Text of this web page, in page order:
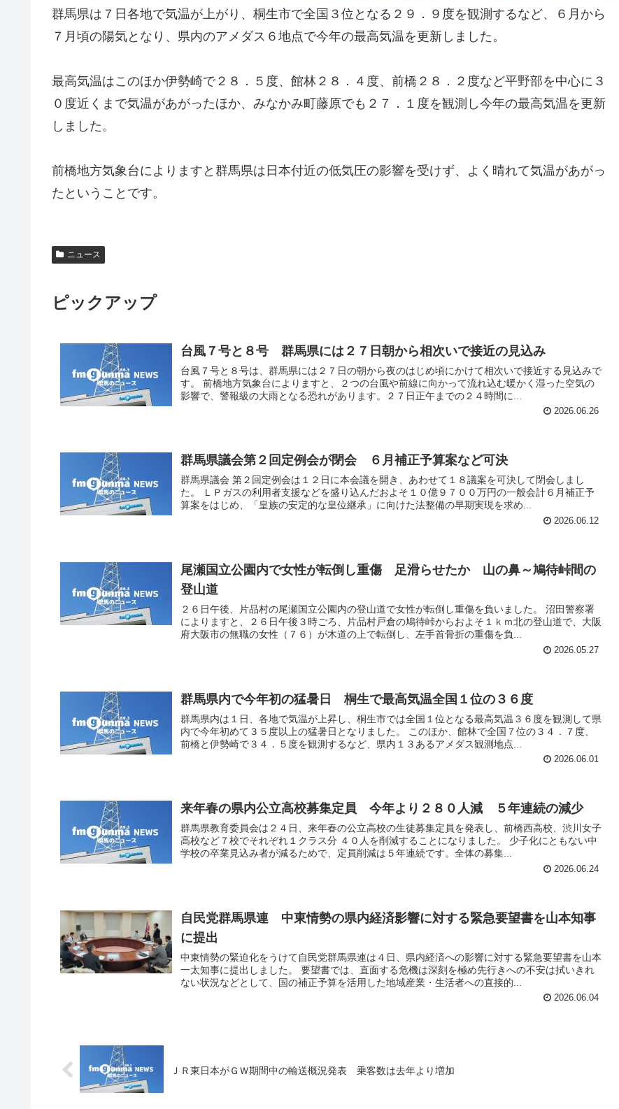
群馬県は７日各地で気温が上がり、桐生市で全国３位となる２９．９度を観測するなど、６月から
７月頃の陽気となり、県内のアメダス６地点で今年の最高気温を更新しました。
最高気温はこのほか伊勢崎で２８．５度、館林２８．４度、前橋２８．２度など平野部を中心に３
０度近くまで気温があがったほか、みなかみ町藤原でも２７．１度を観測し今年の最高気温を更新
しました。
前橋地方気象台によりますと群馬県は日本付近の低気圧の影響を受けず、よく晴れて気温があがっ
たということです。
ニュース
ピックアップ
台風７号と８号 群馬県には２７日朝から相次いで接近の見込み
台風７号と８号は、群馬県には２７日の朝から夜のはじめ頃にかけて相次いで接近する見込みで
す。 前橋地方気象台によりますと、２つの台風や前線に向かって流れ込む暖かく湿った空気の
影響で、警報級の大雨となる恐れがあります。２７日正午までの２４時間に...
2026.06.26
群馬県議会第２回定例会が閉会 ６月補正予算案など可決
群馬県議会 第２回定例会は１２日に本会議を開き、あわせて１８議案を可決して閉会しまし
た。 ＬＰガスの利用者支援などを盛り込んだおよそ１０億９７００万円の一般会計６月補正予
算案をはじめ、「皇族の安定的な皇位継承」に向けた法整備の早期実現を求め...
2026.06.12
尾瀬国立公園内で女性が転倒し重傷 足滑らせたか 山の鼻～鳩待峠間の
登山道
２６日午後、片品村の尾瀬国立公園内の登山道で女性が転倒し重傷を負いました。 沼田警察署
によりますと、２６日午後３時ごろ、片品村戸倉の鳩待峠からおよそ１ｋｍ北の登山道で、大阪
府大阪市の無職の女性（７６）が木道の上で転倒し、左手首骨折の重傷を負...
2026.05.27
群馬県内で今年初の猛暑日 桐生で最高気温全国１位の３６度
群馬県内は１日、各地で気温が上昇し、桐生市では全国１位となる最高気温３６度を観測して県
内で今年初めて３５度以上の猛暑日となりました。 このほか、館林で全国７位の３４．７度、
前橋と伊勢崎で３４．５度を観測するなど、県内１３あるアメダス観測地点...
2026.06.01
来年春の県内公立高校募集定員 今年より２８０人減 ５年連続の減少
群馬県教育委員会は２４日、来年春の公立高校の生徒募集定員を発表し、前橋西高校、渋川女子
高校など７校でそれぞれ１クラス分 ４０人を削減することになりました。 少子化にともない中
学校の卒業見込み者が減るためで、定員削減は５年連続です。全体の募集...
2026.06.24
自民党群馬県連 中東情勢の県内経済影響に対する緊急要望書を山本知事
に提出
中東情勢の緊迫化をうけて自民党群馬県連は４日、県内経済への影響に対する緊急要望書を山本
一太知事に提出しました。 要望書では、直面する危機は深刻を極め先行きへの不安は拭いきれ
ない状況などとして、国の補正予算を活用した地域産業・生活者への直接的...
2026.06.04
ＪＲ東日本がＧＷ期間中の輸送概況発表 乗客数は去年より増加